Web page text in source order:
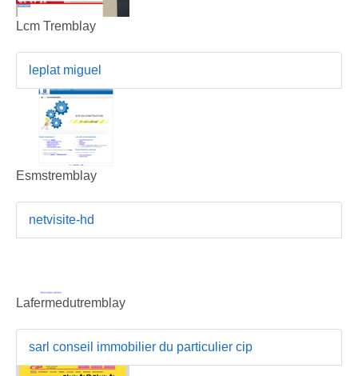
Lcm Tremblay
leplat miguel
Esmstremblay
netvisite-hd
Lafermedutremblay
sarl conseil immobilier du particulier cip